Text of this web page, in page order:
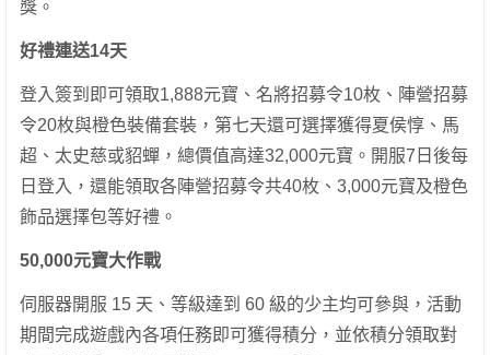
獎。
好禮連送14天
登入簽到即可領取1,888元寶、名將招募令10枚、陣營招募
令20枚與橙色裝備套裝，第七天還可選擇獲得夏侯惇、馬
超、太史慈或貂蟬，總價值高達32,000元寶。開服7日後每
日登入，還能領取各陣營招募令共40枚、3,000元寶及橙色
飾品選擇包等好禮。
50,000元寶大作戰
伺服器開服 15 天、等級達到 60 級的少主均可參與，活動
期間完成遊戲內各項任務即可獲得積分，並依積分領取對